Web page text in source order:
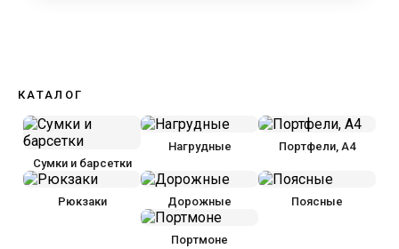
КАТАЛОГ
Сумки и барсетки
Нагрудные Портфели, А4
Рюкзаки Дорожные Поясные
Портмоне